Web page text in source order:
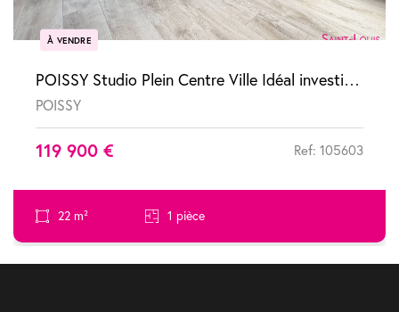
À VENDRE
POISSY Studio Plein Centre Ville Idéal investisseur ou premier achat !
POISSY
119 900 € Ref: 105603
22 m² 1 pièce